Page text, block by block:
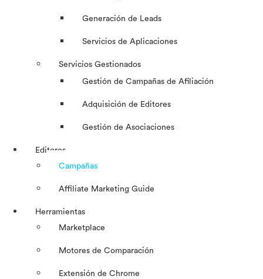
Generación de Leads
Servicios de Aplicaciones
Servicios Gestionados
Gestión de Campañas de Afiliación
Adquisición de Editores
Gestión de Asociaciones
Editores
Campañas
Affiliate Marketing Guide
Herramientas
Marketplace
Motores de Comparación
Extensión de Chrome